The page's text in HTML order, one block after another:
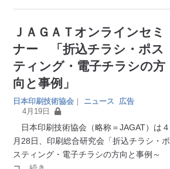
ＪＡＧＡＴオンラインセミ
ナー 「折込チラシ・ポス
ティング・電子チラシの方
向と事例」
日本印刷技術協会 ｜ ニュース
広告
4月19日
日本印刷技術協会（略称＝JAGAT）は４
月28日、印刷総合研究会「折込チラシ・ポ
スティング・電子チラシの方向と事例～